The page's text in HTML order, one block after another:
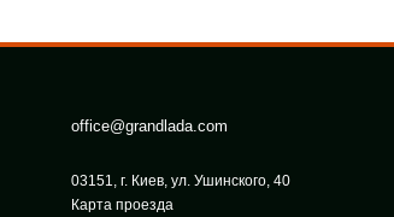
office@grandlada.com
03151, г. Киев, ул. Ушинского, 40
Карта проезда